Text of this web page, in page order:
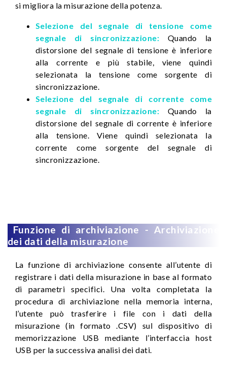
si migliora la misurazione della potenza.
Selezione del segnale di tensione come
segnale di sincronizzazione: Quando la
distorsione del segnale di tensione è inferiore
alla corrente e più stabile, viene quindi
selezionata la tensione come sorgente di
sincronizzazione.
Selezione del segnale di corrente come
segnale di sincronizzazione: Quando la
distorsione del segnale di corrente è inferiore
alla tensione. Viene quindi selezionata la
corrente come sorgente del segnale di
sincronizzazione.
Funzione di archiviazione - Archiviazione
dei dati della misurazione
La funzione di archiviazione consente all’utente di
registrare i dati della misurazione in base al formato
di parametri specifici. Una volta completata la
procedura di archiviazione nella memoria interna,
l’utente può trasferire i file con i dati della
misurazione (in formato .CSV) sul dispositivo di
memorizzazione USB mediante l’interfaccia host
USB per la successiva analisi dei dati.